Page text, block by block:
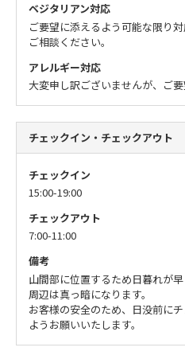
ベジタリアン対応
ご要望に添えるよう可能な限り対
ご相談ください。
アレルギー対応
大変申し訳ございませんが、ご
チェックイン・チェックアウト
チェックイン
15:00-19:00
チェックアウト
7:00-11:00
備考
山間部に位置するため日暮れが
周辺は真っ暗になります。
お客様の安全のため、日没前に
ようお願いいたします。